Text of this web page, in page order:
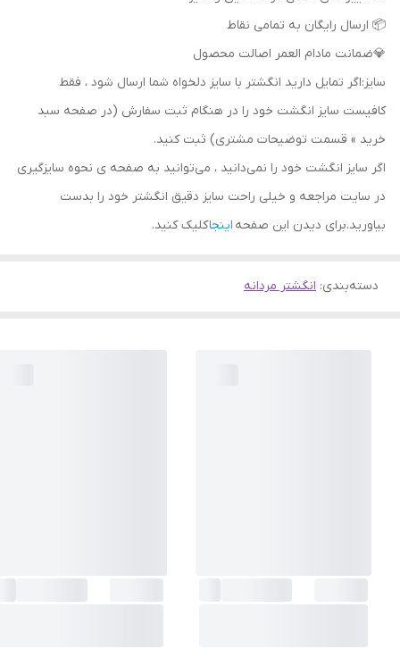
📦 ارسال رایگان به تمامی نقاط
💎ضمانت مادام العمر اصالت محصول
سایز:اگر تمایل دارید انگشتر با سایز دلخواه شما ارسال شود ، فقط
کافیست سایز انگشت خود را در هنگام ثبت سفارش (در صفحه سبد
خرید » قسمت توضیحات مشتری) ثبت کنید.
اگر سایز انگشت خود را نمی‌دانید ، می‌توانید به صفحه ی نحوه سایزگیری
در سایت مراجعه و خیلی راحت سایز دقیق انگشتر خود را بدست
بیاورید.برای دیدن این صفحه اینجاکلیک کنید.
دسته‌بندی: انگشتر مردانه